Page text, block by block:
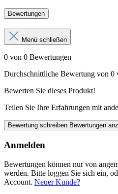
Bewertungen
Menü schließen
0 von 0 Bewertungen
Durchschnittliche Bewertung von 0
Bewerten Sie dieses Produkt!
Teilen Sie Ihre Erfahrungen mit
Bewertung schreiben Bewertungen
Anmelden
Bewertungen können nur von
werden. Bitte loggen Sie sich ein,
Account. Neuer Kunde?